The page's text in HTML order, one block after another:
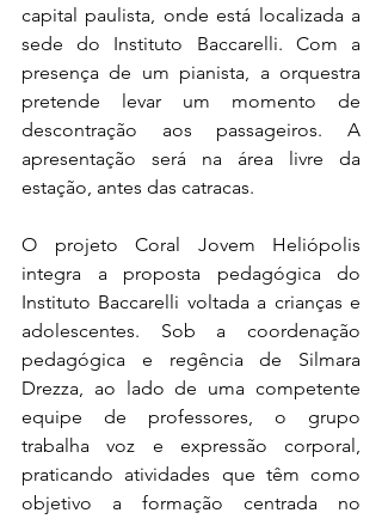
capital paulista, onde está localizada a
sede do Instituto Baccarelli. Com a
presença de um pianista, a orquestra
pretende levar um momento de
descontração aos passageiros. A
apresentação será na área livre da
estação, antes das catracas.
O projeto Coral Jovem Heliópolis
integra a proposta pedagógica do
Instituto Baccarelli voltada a crianças e
adolescentes. Sob a coordenação
pedagógica e regência de Silmara
Drezza, ao lado de uma competente
equipe de professores, o grupo
trabalha voz e expressão corporal,
praticando atividades que têm como
objetivo a formação centrada no